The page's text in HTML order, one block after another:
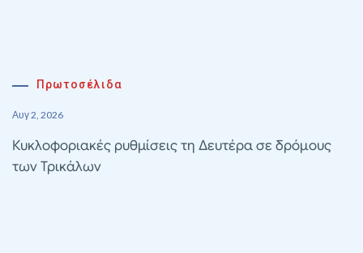
Πρωτοσέλιδα
Αυγ 2, 2026
Κυκλοφοριακές ρυθμίσεις τη Δευτέρα σε δρόμους
των Τρικάλων